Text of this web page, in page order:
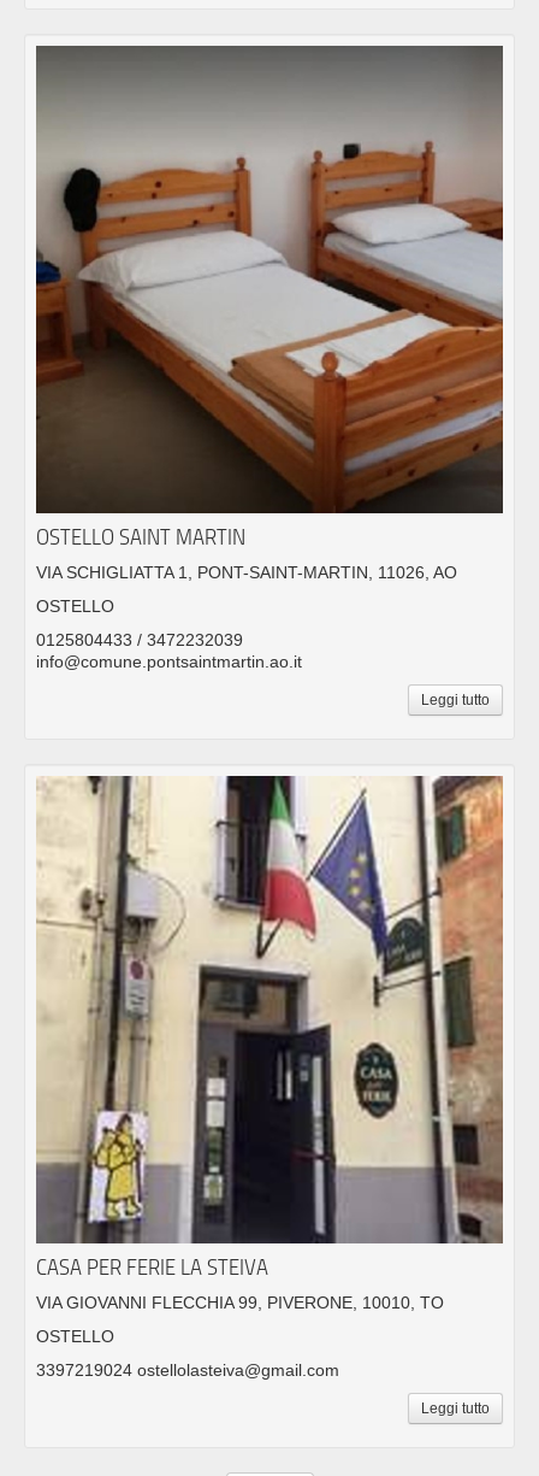
OSTELLO SAINT MARTIN
VIA SCHIGLIATTA 1, PONT-SAINT-MARTIN, 11026, AO
OSTELLO
0125804433 / 3472232039
info@comune.pontsaintmartin.ao.it
Leggi tutto
CASA PER FERIE LA STEIVA
VIA GIOVANNI FLECCHIA 99, PIVERONE, 10010, TO
OSTELLO
3397219024 ostellolasteiva@gmail.com
Leggi tutto